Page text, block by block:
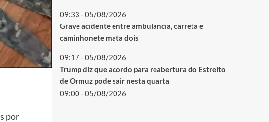
por
09:33 - 05/08/2026
Grave acidente entre ambulância, carreta e
caminhonete mata dois
09:17 - 05/08/2026
Trump diz que acordo para reabertura do Estreito
de Ormuz pode sair nesta quarta
09:00 - 05/08/2026